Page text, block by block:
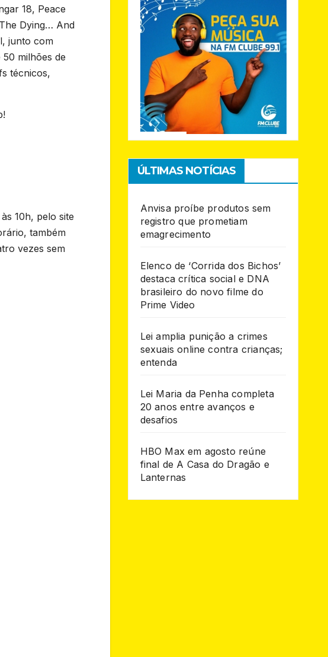
18, Peace
Dying… And
junto com
milhões de
técnicos,
10h, pelo site
também
vezes sem
ÚLTIMAS NOTÍCIAS
Anvisa proíbe produtos sem
registro que prometiam
emagrecimento
Elenco de ‘Corrida dos Bichos’
destaca crítica social e DNA
brasileiro do novo filme do
Prime Video
Lei amplia punição a crimes
sexuais online contra crianças;
entenda
Lei Maria da Penha completa
20 anos entre avanços e
desafios
HBO Max em agosto reúne
final de A Casa do Dragão e
Lanternas